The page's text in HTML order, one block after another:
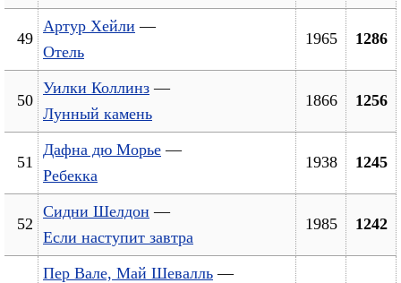
49
Артур Хейли —
Отель
1965 1286
50
Уилки Коллинз —
Лунный камень
1866 1256
51
Дафна дю Морье —
Ребекка
1938 1245
52
Сидни Шелдон —
Если наступит завтра
1985 1242
Пер Вале, Май Шевалль —